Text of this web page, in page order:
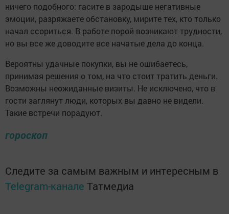
ничего подобного: гасите в зародыше негативные
эмоции, разряжаете обстановку, мирите тех, кто только
начал ссориться. В работе порой возникают трудности,
но вы все же доводите все начатые дела до конца.
Вероятны удачные покупки, вы не ошибаетесь,
принимая решения о том, на что стоит тратить деньги.
Возможны неожиданные визиты. Не исключено, что в
гости заглянут люди, которых вы давно не видели.
Такие встречи порадуют.
гороскоп
Следите за самым важным и интересным в
Telegram-канале Татмедиа